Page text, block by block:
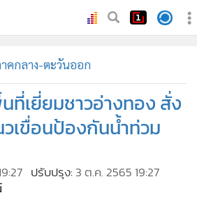
คกลาง-ตะวันออก
ที่เยี่ยมชาวอ่างทอง สั่ง
เขื่อนป้องกันน้ำท่วม
ปรับปรุง: 3 ต.ค. 2565 19:27